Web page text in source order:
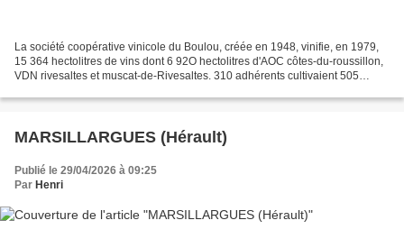
La société coopérative vinicole du Boulou, créée en 1948, vinifie, en 1979,
15 364 hectolitres de vins dont 6 92O hectolitres d'AOC côtes-du-roussillon,
VDN rivesaltes et muscat-de-Rivesaltes. 310 adhérents cultivaient 505
MARSILLARGUES (Hérault)
Publié le 29/04/2026 à 09:25
Par Henri